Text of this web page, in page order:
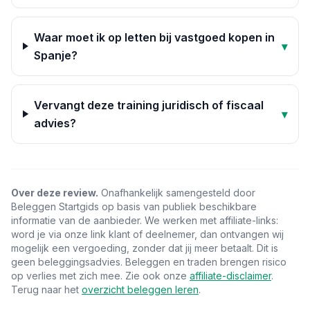
Waar moet ik op letten bij vastgoed kopen in
Spanje?
▾
Vervangt deze training juridisch of fiscaal
advies?
▾
Over deze review. Onafhankelijk samengesteld door
Beleggen Startgids op basis van publiek beschikbare
informatie van de aanbieder. We werken met affiliate-links:
word je via onze link klant of deelnemer, dan ontvangen wij
mogelijk een vergoeding, zonder dat jij meer betaalt. Dit is
geen beleggingsadvies. Beleggen en traden brengen risico
op verlies met zich mee. Zie ook onze affiliate-disclaimer.
Terug naar het overzicht beleggen leren.